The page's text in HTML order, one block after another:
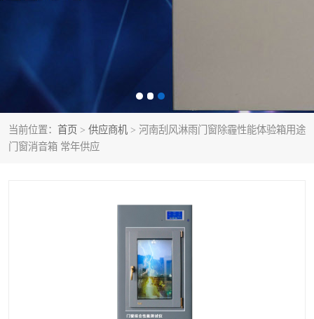
当前位置： 首页 > 供应商机 > 河南刮风淋雨门窗除霾性能体验箱用途
门窗消音箱 常年供应